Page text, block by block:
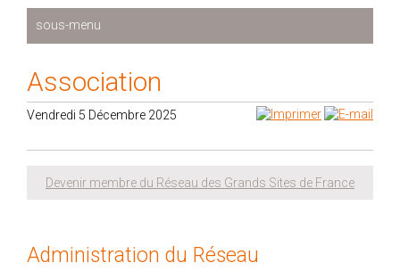
Projet à 10 ans 2025-2035
L'association
Rencontres annuelles
Retour sur les 20 ans du Réseau et les 10 ans du Pôle
International
Association
Vendredi 5 Décembre 2025
Devenir membre du Réseau des Grands Sites de France
Administration du Réseau